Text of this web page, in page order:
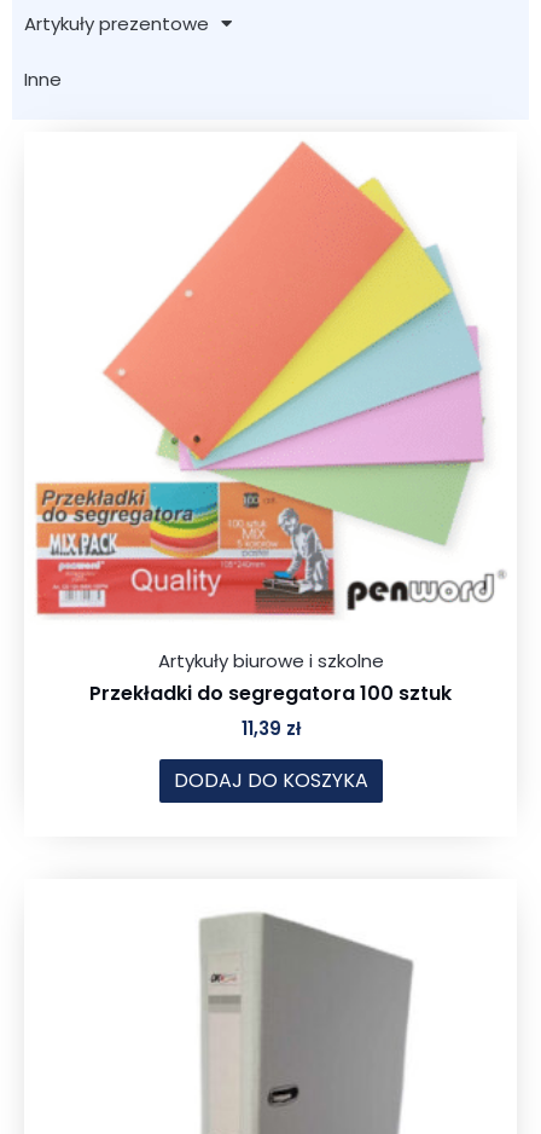
Artykuły prezentowe
Inne
Artykuły biurowe i szkolne
Przekładki do segregatora 100 sztuk
11,39 zł
DODAJ DO KOSZYKA